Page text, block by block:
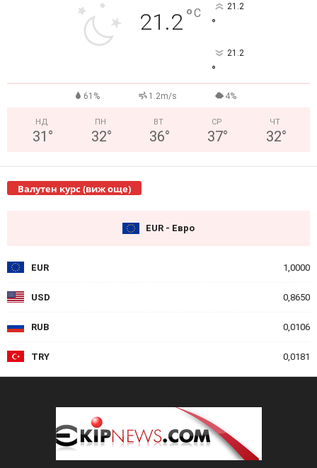
21.2°C 21.2
°
21.2
°
61% 1.2m/s 4%
НД
31 °
ПН
32°
ВТ
36°
СР
37°
ЧТ
32°
Валутен курс (виж още)
EUR - Евро
EUR 1,0000
USD 0,8650
RUB 0,0106
TRY 0,0181